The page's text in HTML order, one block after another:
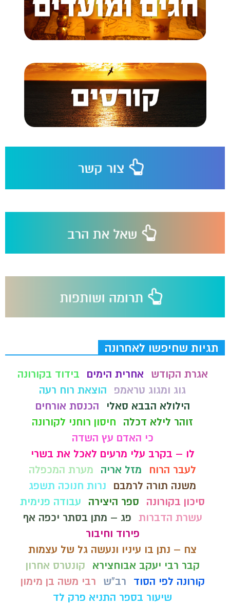
תגיות שחיפשו לאחרונה
אגרת הקודש אחרית הימים
בידוד בקורונה
גוג ומגוג טראמפ
הוצאת רוח רעה
הילולא הבבא סאלי
הכנסת אורחים
זוהר לילא דכלה
חיסון רוחני לקורונה
כי האדם עץ השדה
לו – בקרב עלי מרעים לאכל את בשרי
לעבר הרוח
מזל אריה
מערת המכפלה
משנה תורה לרמבם
נרות חנוכה תשפג
סיכון בקורונה
ספר היצירה
עבודה פנימית
עשרת הדברות פג – מתן בסתר יכפה אף
פירוד וחיבור
צח – נתן בו עיניו ונעשה גל של עצמות
קבר רבי יעקב אבוחצירא
קונטרס אחרון
קורונה לפי הסוד
רב"ש
רבי משה בן מימון
שיעור בספר התניא פרק לד